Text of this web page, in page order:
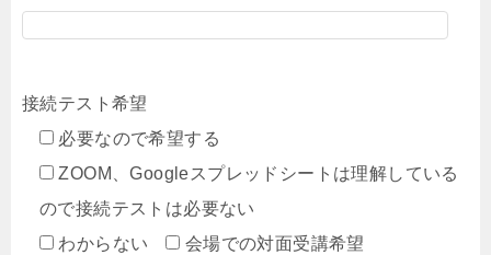
接続テスト希望
必要なので希望する
ZOOM、Googleスプレッドシートは理解している
ので接続テストは必要ない
わからない
会場での対面受講希望